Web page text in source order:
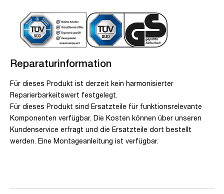
Reparaturinformation
Für dieses Produkt ist derzeit kein harmonisierter
Reparierbarkeitswert festgelegt.
Für dieses Produkt sind Ersatzteile für funktionsrelevante
Komponenten verfügbar. Die Kosten können über unseren
Kundenservice erfragt und die Ersatzteile dort bestellt
werden. Eine Montageanleitung ist verfügbar.